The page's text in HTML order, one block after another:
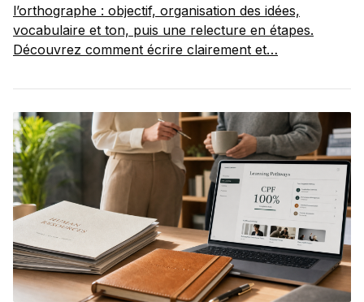
l’orthographe : objectif, organisation des idées,
vocabulaire et ton, puis une relecture en étapes.
Découvrez comment écrire clairement et…